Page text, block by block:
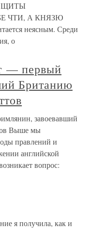
ЩИТЫ
ЧТИ, А КНЯЗЮ
неясным. Среди
о
— первый
Британию
завоевавший
Выше мы
правлений и
английской
вопрос:
я получила, как и